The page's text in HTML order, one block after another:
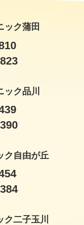
ック蒲田
ク品川
ク自由が丘
二子玉川